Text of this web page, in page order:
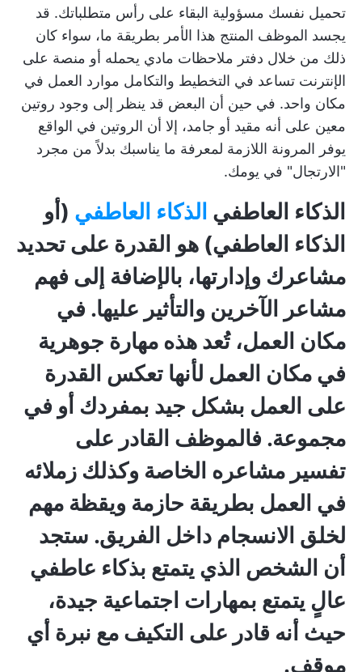
تحميل نفسك مسؤولية البقاء على رأس متطلباتك. قد
يجسد الموظف المنتج هذا الأمر بطريقة ما، سواء كان
ذلك من خلال دفتر ملاحظات مادي يحمله أو منصة على
الإنترنت تساعد في التخطيط والتكامل موارد العمل في
مكان واحد. في حين أن البعض قد ينظر إلى وجود روتين
معين على أنه مقيد أو جامد، إلا أن الروتين في الواقع
يوفر المرونة اللازمة لمعرفة ما يناسبك بدلاً من مجرد
"الارتجال" في يومك.
الذكاء العاطفي الذكاء العاطفي (أو
الذكاء العاطفي) هو القدرة على تحديد
مشاعرك وإدارتها، بالإضافة إلى فهم
مشاعر الآخرين والتأثير عليها. في
مكان العمل، تُعد هذه مهارة جوهرية
في مكان العمل لأنها تعكس القدرة
على العمل بشكل جيد بمفردك أو في
مجموعة. فالموظف القادر على
تفسير مشاعره الخاصة وكذلك زملائه
في العمل بطريقة حازمة ويقظة مهم
لخلق الانسجام داخل الفريق. ستجد
أن الشخص الذي يتمتع بذكاء عاطفي
عالٍ يتمتع بمهارات اجتماعية جيدة،
حيث أنه قادر على التكيف مع نبرة أي
موقف.